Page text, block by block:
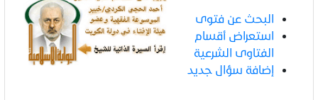
البحث عن فتوى
استعراض أقسام
الفتاوى الشرعية
إضافة سؤال جديد